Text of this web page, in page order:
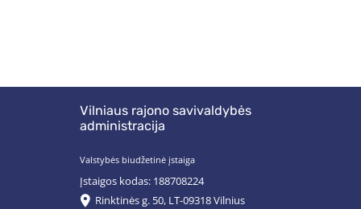
Vilniaus rajono savivaldybės
administracija
Valstybės biudžetinė įstaiga
Įstaigos kodas: 188708224
Rinktinės g. 50, LT-09318 Vilnius